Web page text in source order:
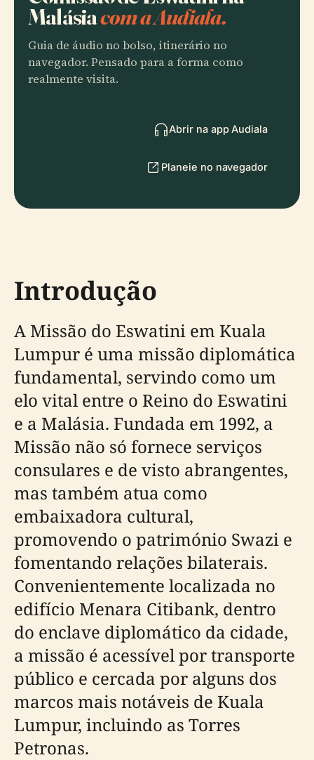
Malásiacom a Audiala.
Guia de áudio no bolso, itinerário no
navegador. Pensado para a forma como
realmente visita.
Abrir na app Audiala
Planeie no navegador
Introdução
A Missão do Eswatini em Kuala
Lumpur é uma missão diplomática
fundamental, servindo como um
elo vital entre o Reino do Eswatini
e a Malásia. Fundada em 1992, a
Missão não só fornece serviços
consulares e de visto abrangentes,
mas também atua como
embaixadora cultural,
promovendo o património Swazi e
fomentando relações bilaterais.
Convenientemente localizada no
edifício Menara Citibank, dentro
do enclave diplomático da cidade,
a missão é acessível por transporte
público e cercada por alguns dos
marcos mais notáveis de Kuala
Lumpur, incluindo as Torres
Petronas.